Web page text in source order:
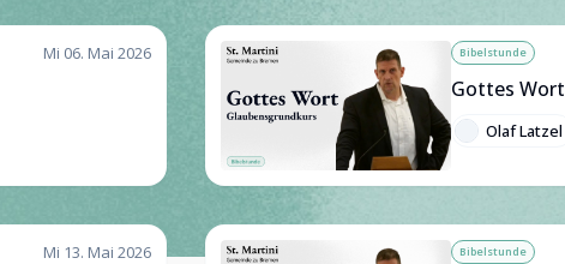
Mi 06. Mai 2026 Bibelstunde
Gottes Wort
Olaf Latzel
Mi 13. Mai 2026 Bibelstunde